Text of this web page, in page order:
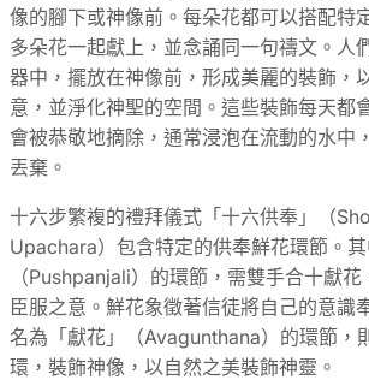
像的腳下或神像前。每朵花都可以搭配特
多朵花一起獻上，並念誦同一句禱文。人
器中，擺放在神像前，形成美麗的裝飾，
意，並淨化神聖的空間。這些裝飾每天都
會被恭敬地摘除，通常浸泡在流動的水中
丟棄。
十六步繁複的禮拜儀式「十六供奉」（
Upachara）包含特定的供奉鮮花環節。其
（Pushpanjali）的環節，需雙手合十獻
臣服之意。鮮花象徵著信徒將自己的意識
名為「獻花」（Avagunthana）的環節，
環，裝飾神像，以自然之美裝飾神靈。